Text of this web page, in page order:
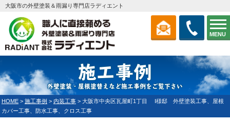
MENU
大阪市の外壁塗装＆雨漏り専門店ラディエント
施工事例
外壁塗装・屋根塗替えなど施工事例をご覧下さい
HOME > 施工事例 > 内装工事 > 大阪市中央区瓦屋町1丁目 I様邸 外壁塗装工事、屋根
カバー工事、防水工事、クロス工事